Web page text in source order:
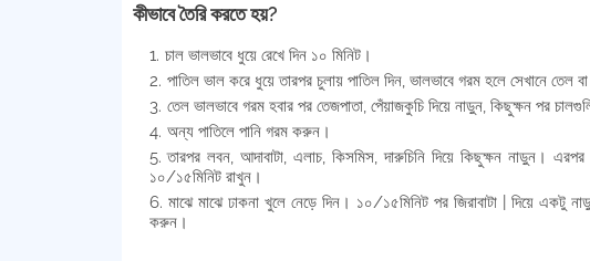
কীভাবে তৈরি করতে হয়?
চাল ভালভাবে ধুয়ে রেখে দিন ১০ মিনিট।
পাতিল ভাল করে ধুয়ে তারপর চুলায় পাতিল দিন, ভালভাবে গরম হলে সেখানে তেল বা
তেল ভালভাবে গরম হবার পর তেজপাতা, পেঁয়াজকুচি দিয়ে নাড়ুন, কিছুক্ষন পর
অন্য পাতিলে পানি গরম করুন।
তারপর লবন, আদাবাটা, এলাচ, কিসমিস, দারুচিনি দিয়ে কিছুক্ষন নাড়ুন।
১০/১৫মিনিট রাখুন।
মাঝে মাঝে ঢাকনা খুলে নেড়ে দিন। ১০/১৫মিনিট পর জিরাবাটা | দিয়ে
করুন।